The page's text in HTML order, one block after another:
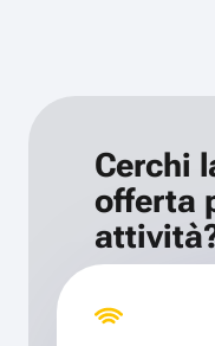
Cerchi
offerta